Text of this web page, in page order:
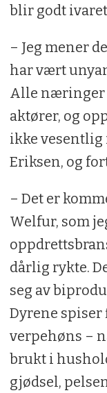
blir godt
– Jeg mener
har vært
Alle næringer
aktører, og
ikke vesentlig
Eriksen, og
– Det er
Welfur, som
dårlig rykte.
seg av
Dyrene spiser
verpehøns –
brukt i
gjødsel,